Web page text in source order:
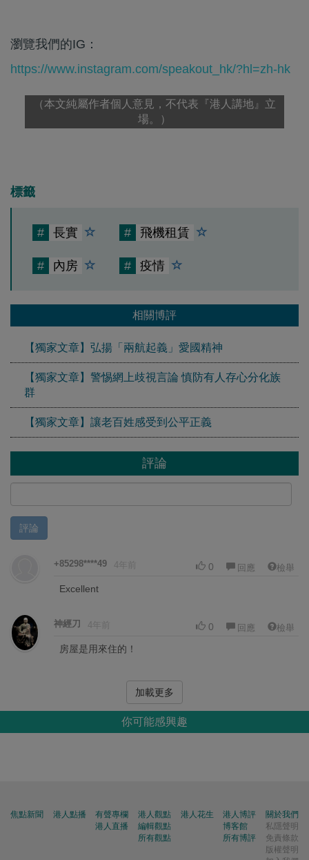
瀏覽我們的IG：
https://www.instagram.com/speakout_hk/?hl=zh-hk
（本文純屬作者個人意見，不代表『港人講地』立
場。）
標籤
# 長實 # 飛機租賃
# 內房 # 疫情
相關博評
【獨家文章】弘揚「兩航起義」愛國精神
【獨家文章】警惕網上歧視言論 慎防有人存心分化族
群
【獨家文章】讓老百姓感受到公平正義
評論
評論
+85298****49 4年前 0 回應 檢舉
Excellent
神經刀 4年前 0 回應 檢舉
房屋是用來住的！
加載更多
你可能感興趣
焦點新聞 港人點播
有聲專欄
港人直播
港人觀點
編輯觀點
所有觀點
港人花生
港人博評
博客館
所有博評
關於我們
私隱聲明
免責條款
版權聲明